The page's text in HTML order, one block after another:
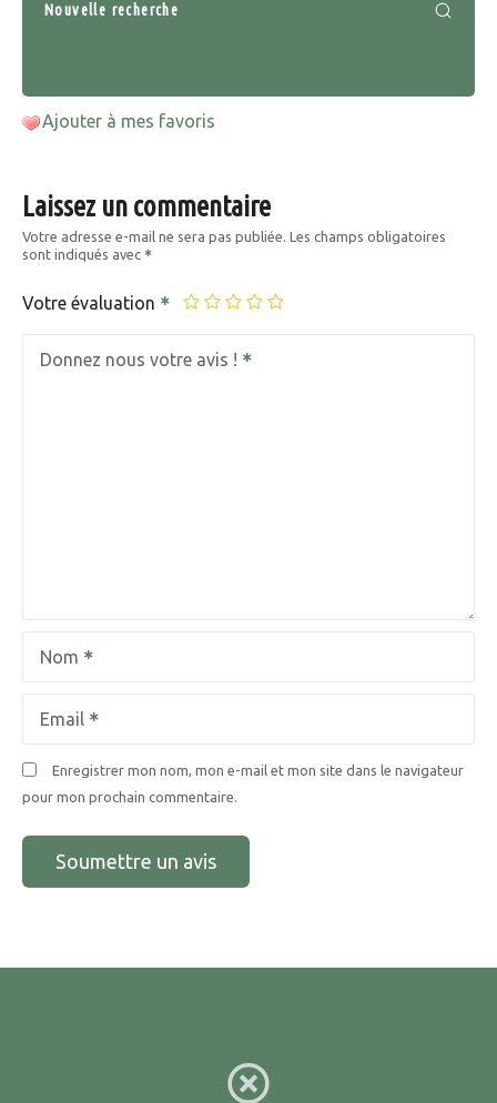
Nouvelle recherche
Ajouter à mes favoris
Laissez un commentaire
Votre adresse e-mail ne sera pas publiée. Les champs obligatoires
sont indiqués avec
Votre évaluation
Donnez nous votre avis !
Nom
Email
Enregistrer mon nom, mon e-mail et mon site dans le navigateur
pour mon prochain commentaire.